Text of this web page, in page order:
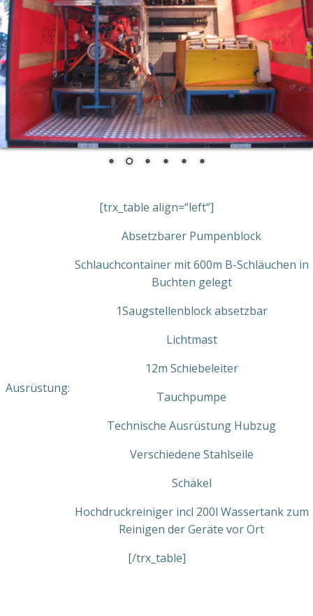
[trx_table align=“left“]
Ausrüstung:
Absetzbarer Pumpenblock
Schlauchcontainer mit 600m B-Schläuchen in
Buchten gelegt
1Saugstellenblock absetzbar
Lichtmast
12m Schiebeleiter
Tauchpumpe
Technische Ausrüstung Hubzug
Verschiedene Stahlseile
Schäkel
Hochdruckreiniger incl 200l Wassertank zum
Reinigen der Geräte vor Ort
[/trx_table]